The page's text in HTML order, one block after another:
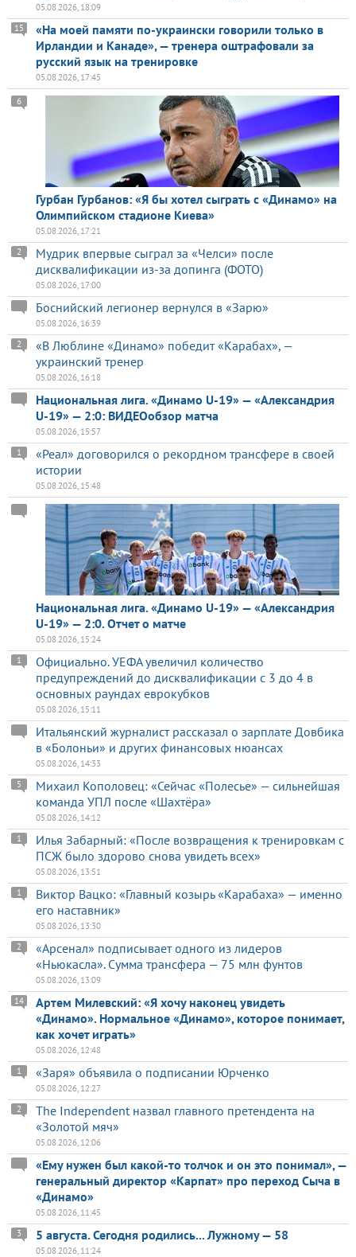
05.08.2026, 18:09
«На моей памяти по-украински говорили только в
Ирландии и Канаде», — тренера оштрафовали за
русский язык на тренировке
15
05.08.2026, 17:45
Гурбан Гурбанов: «Я бы хотел сыграть с «Динамо» на
Олимпийском стадионе Киева»
6
05.08.2026, 17:21
Мудрик впервые сыграл за «Челси» после
дисквалификации из-за допинга (ФОТО)
2
05.08.2026, 17:00
Боснийский легионер вернулся в «Зарю»
05.08.2026, 16:39
«В Люблине «Динамо» победит «Карабах», —
украинский тренер
2
05.08.2026, 16:18
Национальная лига. «Динамо U-19» — «Александрия
U-19» — 2:0: ВИДЕОобзор матча
05.08.2026, 15:57
«Реал» договорился о рекордном трансфере в своей
истории
1
05.08.2026, 15:48
Национальная лига. «Динамо U-19» — «Александрия
U-19» — 2:0. Отчет о матче
05.08.2026, 15:24
Официально. УЕФА увеличил количество
предупреждений до дисквалификации с 3 до 4 в
основных раундах еврокубков
1
05.08.2026, 15:11
Итальянский журналист рассказал о зарплате Довбика
в «Болоньи» и других финансовых нюансах
05.08.2026, 14:33
Михаил Кополовец: «Сейчас «Полесье» — сильнейшая
команда УПЛ после «Шахтёра»
5
05.08.2026, 14:12
Илья Забарный: «После возвращения к тренировкам с
ПСЖ было здорово снова увидеть всех»
1
05.08.2026, 13:51
Виктор Вацко: «Главный козырь «Карабаха» — именно
его наставник»
1
05.08.2026, 13:30
«Арсенал» подписывает одного из лидеров
«Ньюкасла». Сумма трансфера — 75 млн фунтов
2
05.08.2026, 13:09
Артем Милевский: «Я хочу наконец увидеть
«Динамо». Нормальное «Динамо», которое понимает,
как хочет играть»
14
05.08.2026, 12:48
«Заря» объявила о подписании Юрченко
1
05.08.2026, 12:27
The Independent назвал главного претендента на
«Золотой мяч»
2
05.08.2026, 12:06
«Ему нужен был какой-то толчок и он это понимал», —
генеральный директор «Карпат» про переход Сыча в
«Динамо»
05.08.2026, 11:45
5 августа. Сегодня родились... Лужному — 58
3
05.08.2026, 11:24